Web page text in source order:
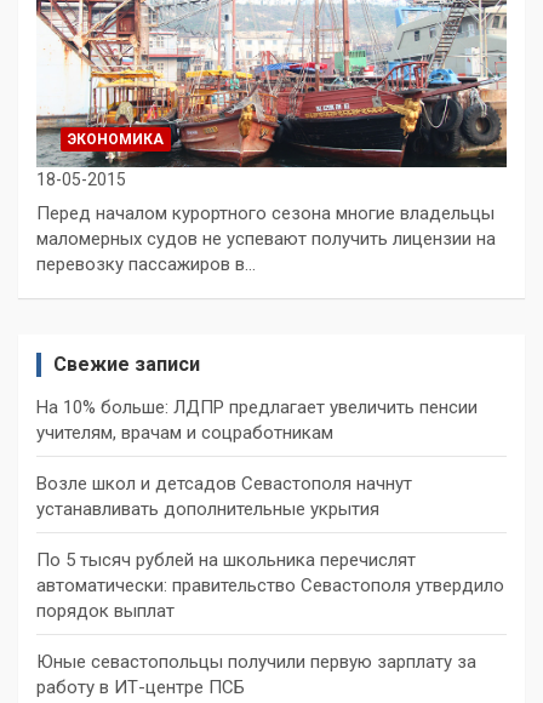
ЭКОНОМИКА
18-05-2015
Перед началом курортного сезона многие владельцы
маломерных судов не успевают получить лицензии на
перевозку пассажиров в…
Свежие записи
На 10% больше: ЛДПР предлагает увеличить пенсии
учителям, врачам и соцработникам
Возле школ и детсадов Севастополя начнут
устанавливать дополнительные укрытия
По 5 тысяч рублей на школьника перечислят
автоматически: правительство Севастополя утвердило
порядок выплат
Юные севастопольцы получили первую зарплату за
работу в ИТ-центре ПСБ